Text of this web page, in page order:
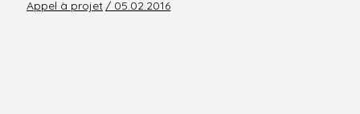
Appel à projet / 05.02.2016